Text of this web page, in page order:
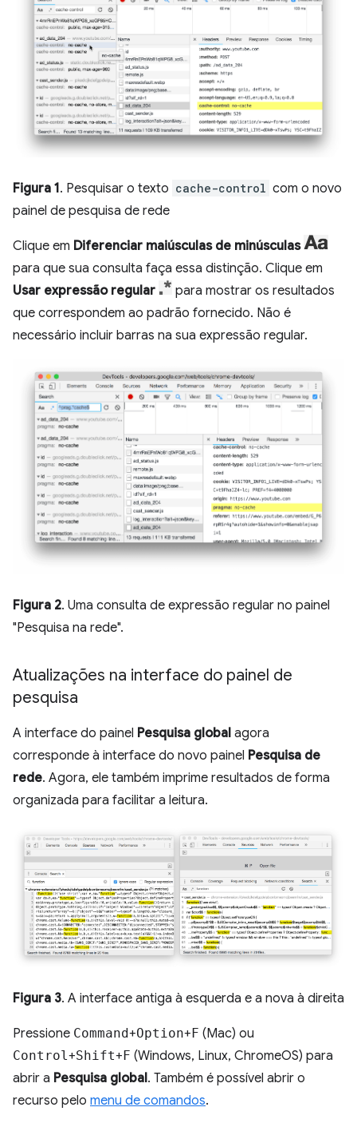
Figura 1. Pesquisar o texto cache-control com o novo
painel de pesquisa de rede
Clique em Diferenciar maiúsculas de minúsculas
para que sua consulta faça essa distinção. Clique em
Usar expressão regular
para mostrar os resultados
que correspondem ao padrão fornecido. Não é
necessário incluir barras na sua expressão regular.
Figura 2. Uma consulta de expressão regular no painel
"Pesquisa na rede".
Atualizações na interface do painel de
pesquisa
A interface do painel Pesquisa global agora
corresponde à interface do novo painel Pesquisa de
rede. Agora, ele também imprime resultados de forma
organizada para facilitar a leitura.
Figura 3. A interface antiga à esquerda e a nova à direita
Pressione Command+Option+F (Mac) ou
Control+Shift+F (Windows, Linux, ChromeOS) para
abrir a Pesquisa global. Também é possível abrir o
recurso pelo menu de comandos.